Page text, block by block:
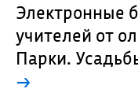
Электронные
учителей от
Парки.
→